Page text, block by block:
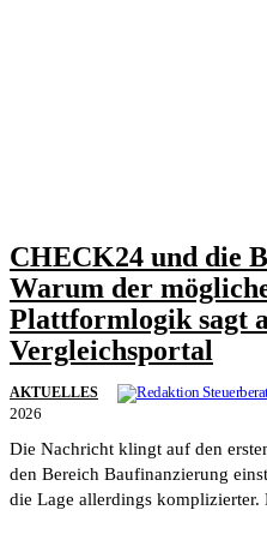
CHECK24 und die
Warum der
Plattformlogik sagt
Vergleichsportal
AKTUELLES
2026
Die Nachricht klingt auf den
den Bereich Baufinanzierung
die Lage allerdings